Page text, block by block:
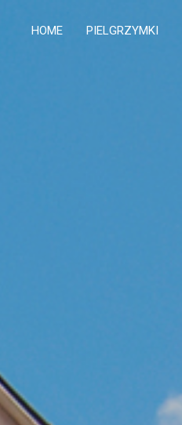
HOME PIELGRZYMKI